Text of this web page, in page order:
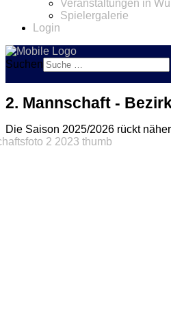
Veranstaltungen in
Spielergalerie
Login
Suchen
2. Mannschaft -
Die Saison 2025/2026 rückt